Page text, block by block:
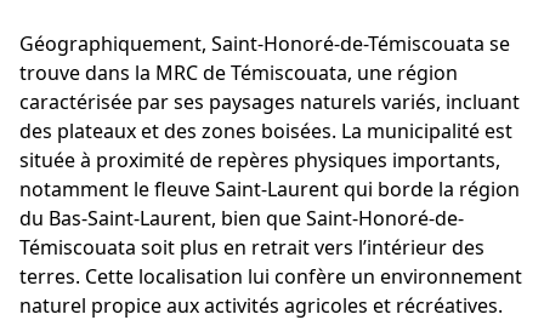
Géographiquement, Saint-Honoré-de-Témiscouata se
trouve dans la MRC de Témiscouata, une région
caractérisée par ses paysages naturels variés, incluant
des plateaux et des zones boisées. La municipalité est
située à proximité de repères physiques importants,
notamment le fleuve Saint-Laurent qui borde la région
du Bas-Saint-Laurent, bien que Saint-Honoré-de-
Témiscouata soit plus en retrait vers l’intérieur des
terres. Cette localisation lui confère un environnement
naturel propice aux activités agricoles et récréatives.